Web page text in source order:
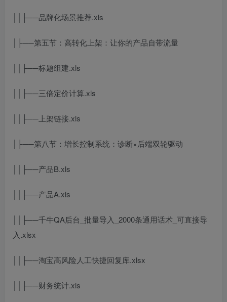
││├──品牌化场景推荐.xls
│├──第五节：高转化上架：让你的产品自带流量
││├──标题组建.xls
││├──三倍定价计算.xls
││├──上架链接.xls
│├──第八节：增长控制系统：诊断×后端双轮驱动
││├──产品B.xls
││├──产品A.xls
││├──千牛QA后台_批量导入_2000条通用话术_可直接导
入.xlsx
││├──淘宝高风险人工快捷回复库.xlsx
││├──财务统计.xls